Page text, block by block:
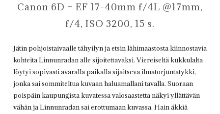
Canon 6D + EF 17-40mm f/4L @17mm,
f/4, ISO 3200, 15 s.
Jätin pohjoistaivaalle tähyilyn ja etsin lähimaastosta kiinnostavia
kohteita Linnunradan alle sijoitettavaksi. Viereiseltä kukkulalta
löytyi sopivasti avaralla paikalla sijaitseva ilmatorjuntatykki,
jonka sai sommiteltua kuvaan haluamallani tavalla. Suoraan
poispäin kaupungista kuvatessa valosaastetta näkyi yllättävän
vähän ja Linnunradan sai erottumaan kuvassa. Hain äkkiä